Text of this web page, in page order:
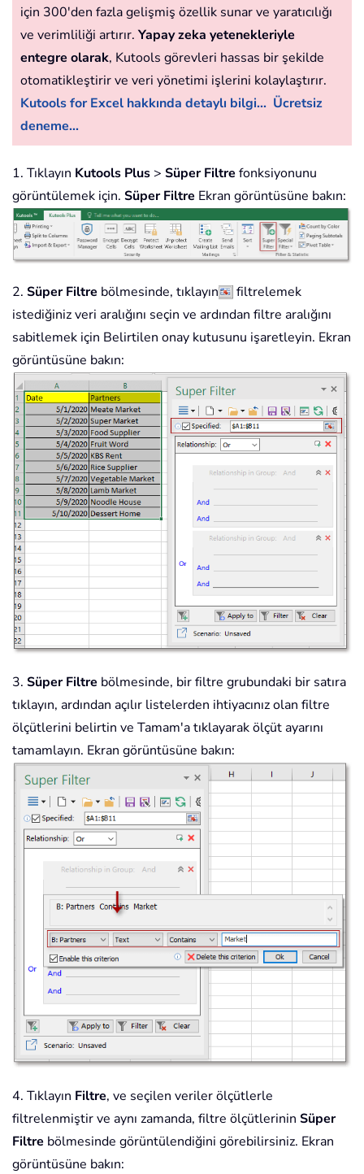
için 300'den fazla gelişmiş özellik sunar ve yaratıcılığı
ve verimliliği artırır. Yapay zeka yetenekleriyle
entegre olarak, Kutools görevleri hassas bir şekilde
otomatikleştirir ve veri yönetimi işlerini kolaylaştırır.
Kutools for Excel hakkında detaylı bilgi... Ücretsiz
deneme...
1. Tıklayın Kutools Plus > Süper Filtre fonksiyonunu
görüntülemek için. Süper Filtre Ekran görüntüsüne bakın:
2. Süper Filtre bölmesinde, tıklayın
filtrelemek
istediğiniz veri aralığını seçin ve ardından filtre aralığını
sabitlemek için Belirtilen onay kutusunu işaretleyin. Ekran
görüntüsüne bakın:
3. Süper Filtre bölmesinde, bir filtre grubundaki bir satıra
tıklayın, ardından açılır listelerden ihtiyacınız olan filtre
ölçütlerini belirtin ve Tamam'a tıklayarak ölçüt ayarını
tamamlayın. Ekran görüntüsüne bakın:
4. Tıklayın Filtre, ve seçilen veriler ölçütlerle
filtrelenmiştir ve aynı zamanda, filtre ölçütlerinin Süper
Filtre bölmesinde görüntülendiğini görebilirsiniz. Ekran
görüntüsüne bakın: